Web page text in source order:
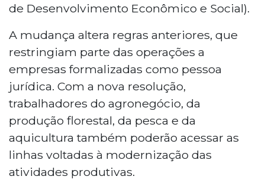
financiamentos com recursos do FAT,
pessoas jurídicas.
de Desenvolvimento Econômico e Social).
A mudança altera regras anteriores, que
restringiam parte das operações a
empresas formalizadas como pessoa
jurídica. Com a nova resolução,
trabalhadores do agronegócio, da
produção florestal, da pesca e da
aquicultura também poderão acessar as
linhas voltadas à modernização das
atividades produtivas.